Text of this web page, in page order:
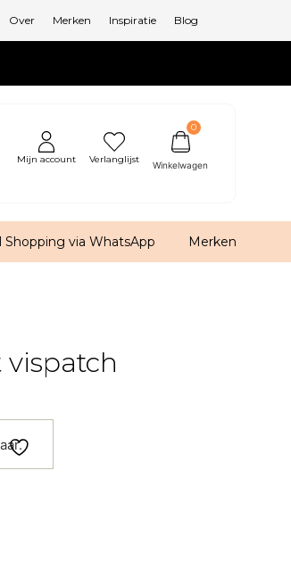
Over Merken Inspiratie Blog
Mijn account Verlanglijst
0
Shopping via WhatsApp Merken